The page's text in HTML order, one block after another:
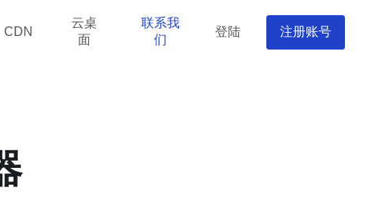
CDN
云桌
面
联系我
们
登陆 注册账号